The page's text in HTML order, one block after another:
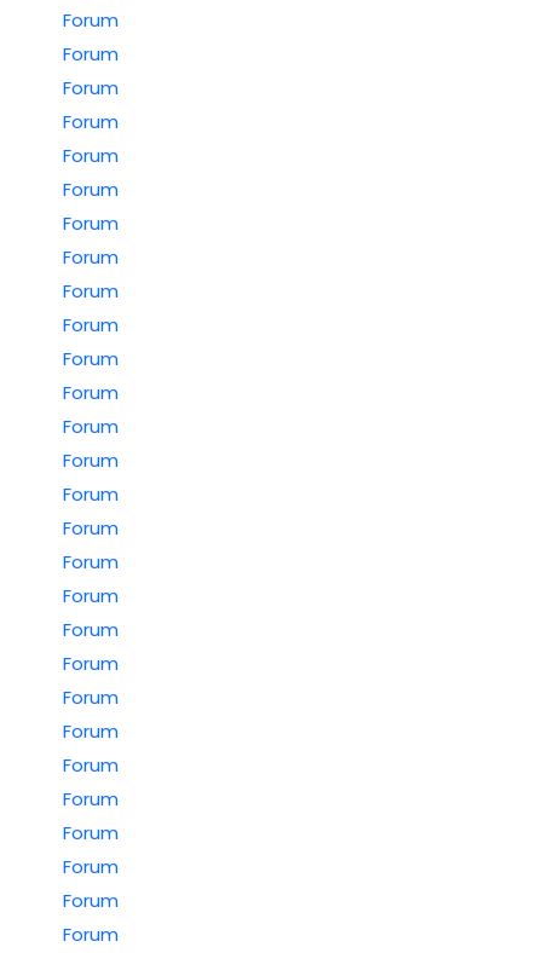
Forum
Forum
Forum
Forum
Forum
Forum
Forum
Forum
Forum
Forum
Forum
Forum
Forum
Forum
Forum
Forum
Forum
Forum
Forum
Forum
Forum
Forum
Forum
Forum
Forum
Forum
Forum
Forum